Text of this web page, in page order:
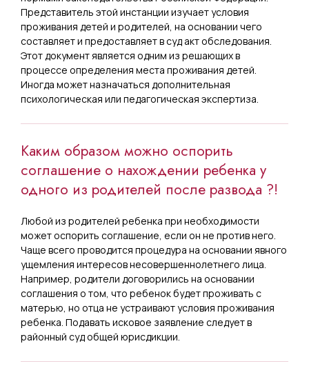
Представитель этой инстанции изучает условия
проживания детей и родителей, на основании чего
составляет и предоставляет в суд акт обследования.
Этот документ является одним из решающих в
процессе определения места проживания детей.
Иногда может назначаться дополнительная
психологическая или педагогическая экспертиза.
Каким образом можно оспорить
соглашение о нахождении ребенка у
одного из родителей после развода ?!
Любой из родителей ребенка при необходимости
может оспорить соглашение, если он не против него.
Чаще всего проводится процедура на основании явного
ущемления интересов несовершеннолетнего лица.
Например, родители договорились на основании
соглашения о том, что ребенок будет проживать с
матерью, но отца не устраивают условия проживания
ребенка. Подавать исковое заявление следует в
районный суд общей юрисдикции.